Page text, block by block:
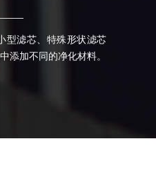
型滤芯、特殊形状滤芯
添加不同的净化材料。